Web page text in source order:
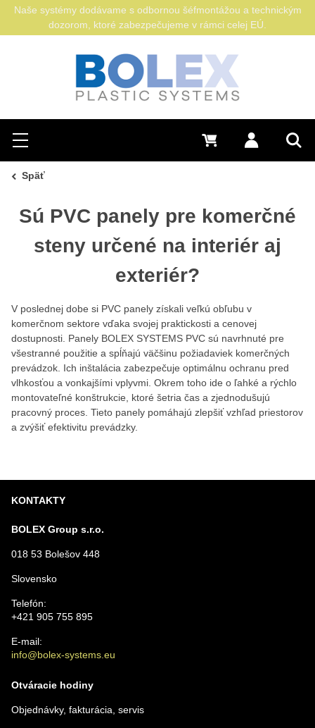
Hľadať
Menu Prihlásiť sa
0 €
Naše systémy dodávame s odbornou šéfmontážou a technickým
dozorom, ktoré zabezpečujeme v rámci celej EÚ.
Späť
Sú PVC panely pre komerčné
steny určené na interiér aj
exteriér?
V poslednej dobe si PVC panely získali veľkú obľubu v
komerčnom sektore vďaka svojej praktickosti a cenovej
dostupnosti. Panely BOLEX SYSTEMS PVC sú navrhnuté pre
všestranné použitie a spĺňajú väčšinu požiadaviek komerčných
prevádzok. Ich inštalácia zabezpečuje optimálnu ochranu pred
vlhkosťou a vonkajšími vplyvmi. Okrem toho ide o ľahké a rýchlo
montovateľné konštrukcie, ktoré šetria čas a zjednodušujú
pracovný proces. Tieto panely pomáhajú zlepšiť vzhľad priestorov
a zvýšiť efektivitu prevádzky.
KONTAKTY
BOLEX Group s.r.o.
018 53 Bolešov 448
Slovensko
Telefón:
+421 905 755 895
E-mail:
info@bolex-systems.eu
Otváracie hodiny
Objednávky, fakturácia, servis